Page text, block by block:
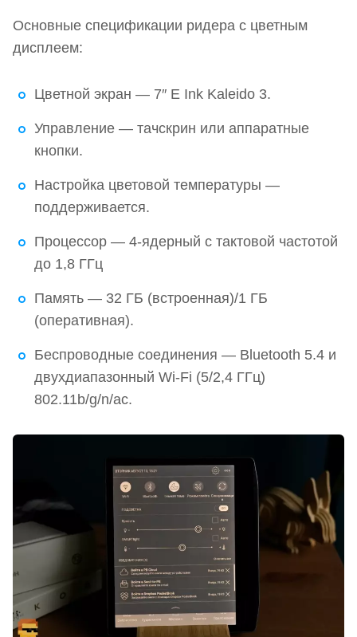
Основные спецификации ридера с цветным
дисплеем:
Цветной экран — 7″ E Ink Kaleido 3.
Управление — тачскрин или аппаратные
кнопки.
Настройка цветовой температуры —
поддерживается.
Процессор — 4-ядерный с тактовой частотой
до 1,8 ГГц
Память — 32 ГБ (встроенная)/1 ГБ
(оперативная).
Беспроводные соединения — Bluetooth 5.4 и
двухдиапазонный Wi-Fi (5/2,4 ГГц)
802.11b/g/n/ac.